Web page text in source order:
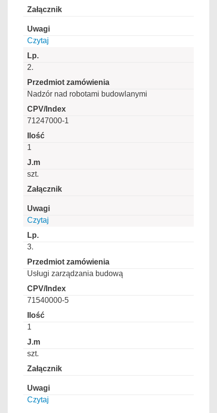
Czytaj
2.
Nadzór nad robotami budowlanymi
71247000-1
1
szt.
Czytaj
3.
Usługi zarządzania budową
71540000-5
1
szt.
Czytaj